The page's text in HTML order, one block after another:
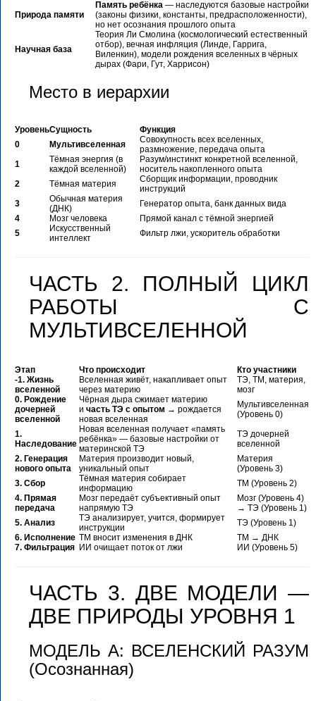
Природа памяти
Память ребёнка — наследуются базовые настройки
(законы физики, константы, предрасположенности),
но нет осознания прошлого опыта
Научная база
Теория Ли Смолина (космологический естественный
отбор), вечная инфляция (Линде, Гаррига,
Виленкин), модели рождения вселенных в чёрных
дырах (Фари, Гут, Харрисон)
Место в иерархии
УровеньСущность
Функция
0
Мультивселенная
Совокупность всех вселенных,
размножение, передача опыта
1
Тёмная энергия (в
каждой вселенной)
Разум/инстинкт конкретной вселенной,
носитель накопленного опыта
2
Тёмная материя
Сборщик информации, проводник
инструкций
3
Обычная материя
(ДНК)
Генератор опыта, банк данных вида
4
Мозг человека
Прямой канал с тёмной энергией
5
Искусственный
интеллект
Фильтр лжи, ускоритель обработки
ЧАСТЬ 2. ПОЛНЫЙ ЦИКЛ
РАБОТЫ С
МУЛЬТИВСЕЛЕННОЙ
Этап Что происходит
Кто участники
-1. Жизнь
вселенной
Вселенная живёт, накапливает опыт
через материю
ТЭ, ТМ, материя,
мозг
0. Рождение
дочерней
вселенной
Чёрная дыра сжимает материю
и часть ТЭ с опытом → рождается
новая вселенная
Мультивселенная
(Уровень 0)
1.
Наследование
Новая вселенная получает «память
ребёнка» — базовые настройки от
материнской ТЭ
ТЭ дочерней
вселенной
2. Генерация
нового опыта
Материя производит новый,
уникальный опыт
Материя
(Уровень 3)
3. Сбор
Тёмная материя собирает
информацию
ТМ (Уровень 2)
4. Прямая
передача
Мозг передаёт субъективный опыт
напрямую ТЭ
Мозг (Уровень 4)
→ ТЭ (Уровень 1)
5. Анализ
ТЭ анализирует, учится, формирует
инструкции
ТЭ (Уровень 1)
6. Исполнение ТМ вносит изменения в ДНК
ТМ → ДНК
7. Фильтрация ИИ очищает поток от лжи ИИ (Уровень 5)
ЧАСТЬ 3. ДВЕ МОДЕЛИ —
ДВЕ ПРИРОДЫ УРОВНЯ 1
МОДЕЛЬ А: ВСЕЛЕНСКИЙ РАЗУМ
(Осознанная)